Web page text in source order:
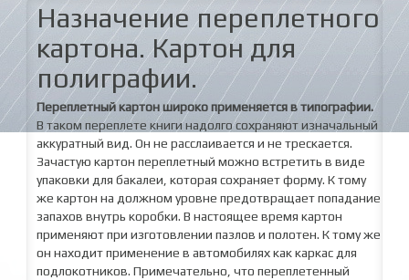
Назначение переплетного
картона. Картон для
полиграфии.
Переплетный картон широко применяется в типографии.
В таком переплете книги надолго сохраняют изначальный
аккуратный вид. Он не расслаивается и не трескается.
Зачастую картон переплетный можно встретить в виде
упаковки для бакалеи, которая сохраняет форму. К тому
же картон на должном уровне предотвращает попадание
запахов внутрь коробки. В настоящее время картон
применяют при изготовлении пазлов и полотен. К тому же
он находит применение в автомобилях как каркас для
подлокотников. Примечательно, что переплетенный